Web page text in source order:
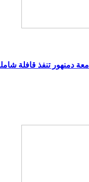
دمنهور تنفذ قافلة